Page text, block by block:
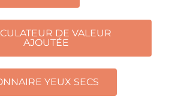
DE VALEUR
AJOUTÉE
YEUX SECS